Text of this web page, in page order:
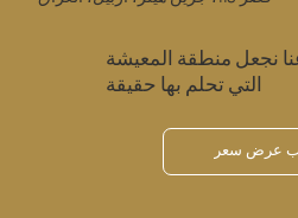
نجعل منطقة المعيشة
التي تحلم بها حقيقة
عرض سعر